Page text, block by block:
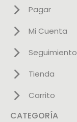
Pagar
Mi Cuenta
Seguimiento
Tienda
Carrito
CATEGORÍA